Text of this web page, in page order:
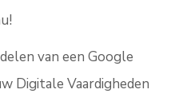
van een Google
Digitale Vaardigheden